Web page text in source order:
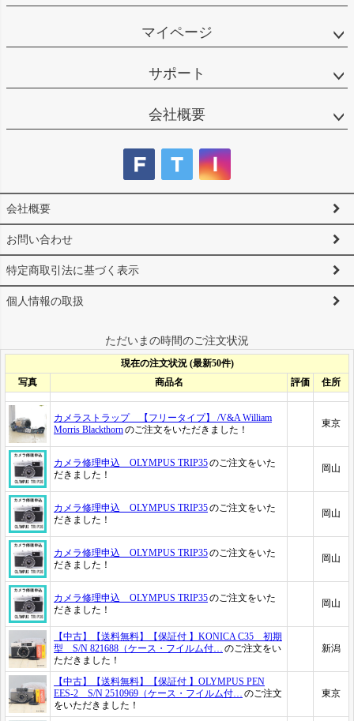
マイページ
サポート
会社概要
会社概要
お問い合わせ
特定商取引法に基づく表示
個人情報の取扱
ただいまの時間のご注文状況